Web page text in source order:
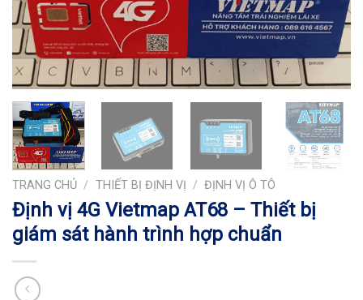
TRANG CHỦ / THIẾT BỊ ĐỊNH VỊ / ĐỊNH VỊ Ô TÔ
Định vị 4G Vietmap AT68 – Thiết bị
giám sát hành trình hợp chuẩn